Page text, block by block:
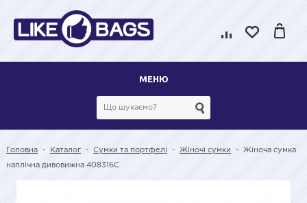
МЕНЮ
Головна - Каталог - Сумки та портфелі - Жіночі сумки - Жіноча сумка
наплічна дивовижна 408316С